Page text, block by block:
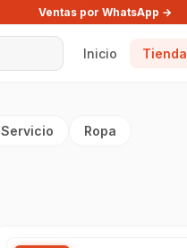
Ventas por WhatsApp →
Inicio Tienda
Servicio Ropa